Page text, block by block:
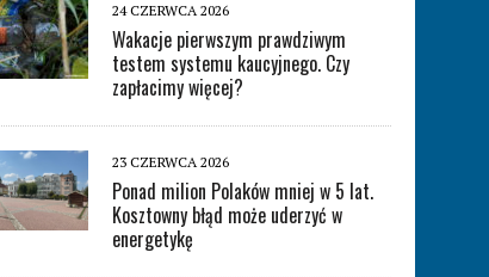
24 CZERWCA 2026
Wakacje pierwszym prawdziwym
testem systemu kaucyjnego. Czy
zapłacimy więcej?
23 CZERWCA 2026
Ponad milion Polaków mniej w 5 lat.
Kosztowny błąd może uderzyć w
energetykę